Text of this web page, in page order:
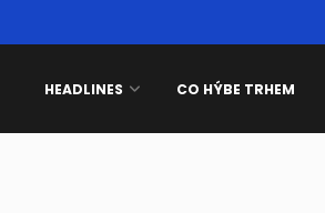
HEADLINES CO HÝBE TRHEM